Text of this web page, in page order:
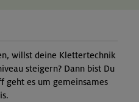
willst deine Klettertechnik
steigern? Dann bist Du
es um gemeinsames